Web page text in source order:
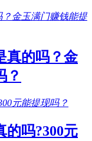
真的吗？金
？
的吗?300元